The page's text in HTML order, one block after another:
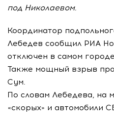
под Николаевом.
Координатор
Лебедев сообщил РИА
отключен в самом
Также мощный взрыв
Сум.
По словам Лебедева, на
«скорых» и автомобили